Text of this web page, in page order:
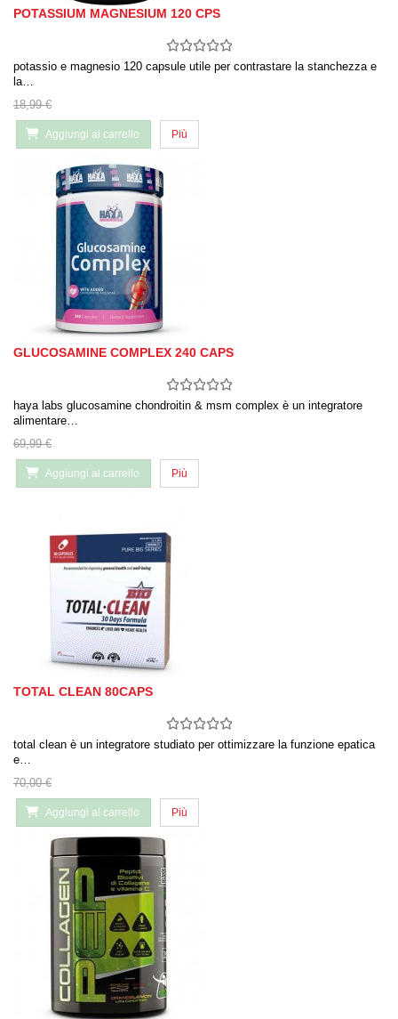
POTASSIUM MAGNESIUM 120 CPS
potassio e magnesio 120 capsule utile per contrastare la stanchezza e
la…
18,99 €
Aggiungi al carrello Più
GLUCOSAMINE COMPLEX 240 CAPS
haya labs glucosamine chondroitin & msm complex è un integratore
alimentare…
69,99 €
Aggiungi al carrello Più
TOTAL CLEAN 80CAPS
total clean è un integratore studiato per ottimizzare la funzione epatica
e…
70,00 €
Aggiungi al carrello Più